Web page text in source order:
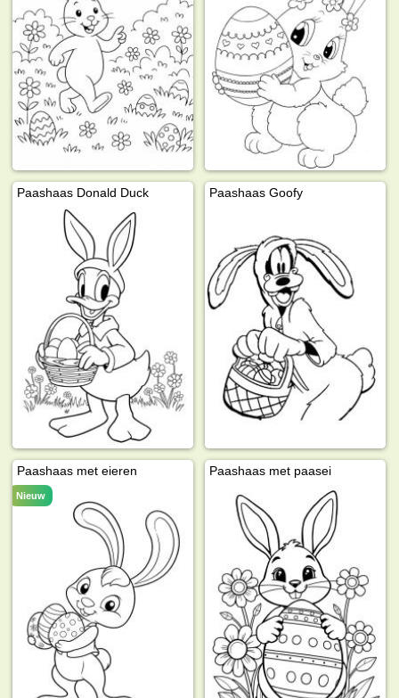
Paashaas Donald Duck Paashaas Goofy
Paashaas met eieren
Nieuw
Paashaas met paasei